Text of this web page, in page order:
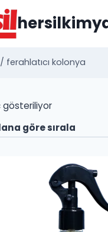
/ ferahlatıcı kolonya
gösteriliyor